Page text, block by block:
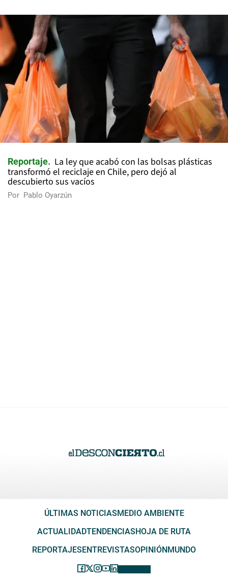
Reportaje
La ley que acabó con las bolsas plásticas
transformó el reciclaje en Chile, pero dejó al
descubierto sus vacíos
Por Pablo Oyarzún
ÚLTIMAS NOTICIASMEDIO AMBIENTE
ACTUALIDADTENDENCIASHOJA DE RUTA
REPORTAJESENTREVISTASOPINIÓNMUNDO